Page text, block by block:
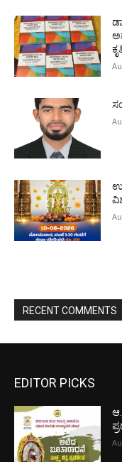
RECENT COMMENTS
EDITOR PICKS